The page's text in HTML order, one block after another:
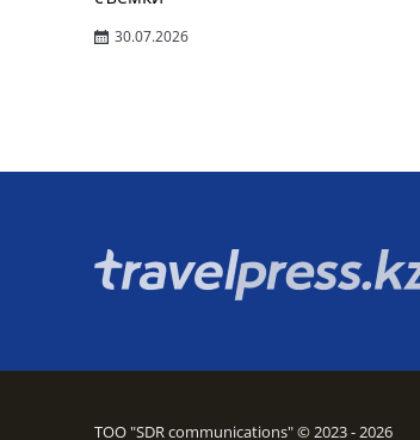
30.07.2026
ТОО "SDR communications" © 2023 - 2026